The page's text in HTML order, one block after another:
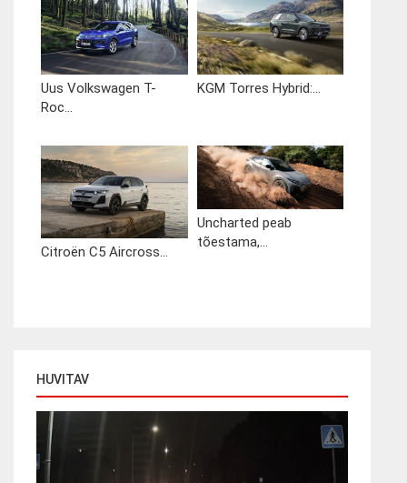
Uus Volkswagen T-
Roc...
KGM Torres Hybrid:...
Citroën C5 Aircross...
Uncharted peab
tõestama,...
HUVITAV